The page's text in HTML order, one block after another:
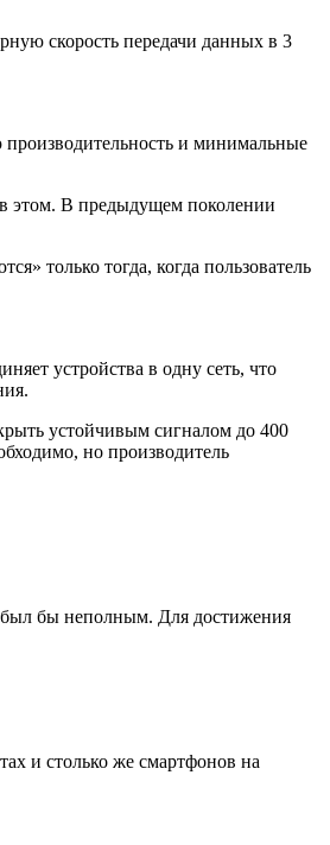
скорость передачи данных в 3
производительность и минимальные
в этом. В предыдущем поколении
только тогда, когда пользователь
устройства в одну сеть, что
устойчивым сигналом до 400
но производитель
был бы неполным. Для достижения
и столько же смартфонов на